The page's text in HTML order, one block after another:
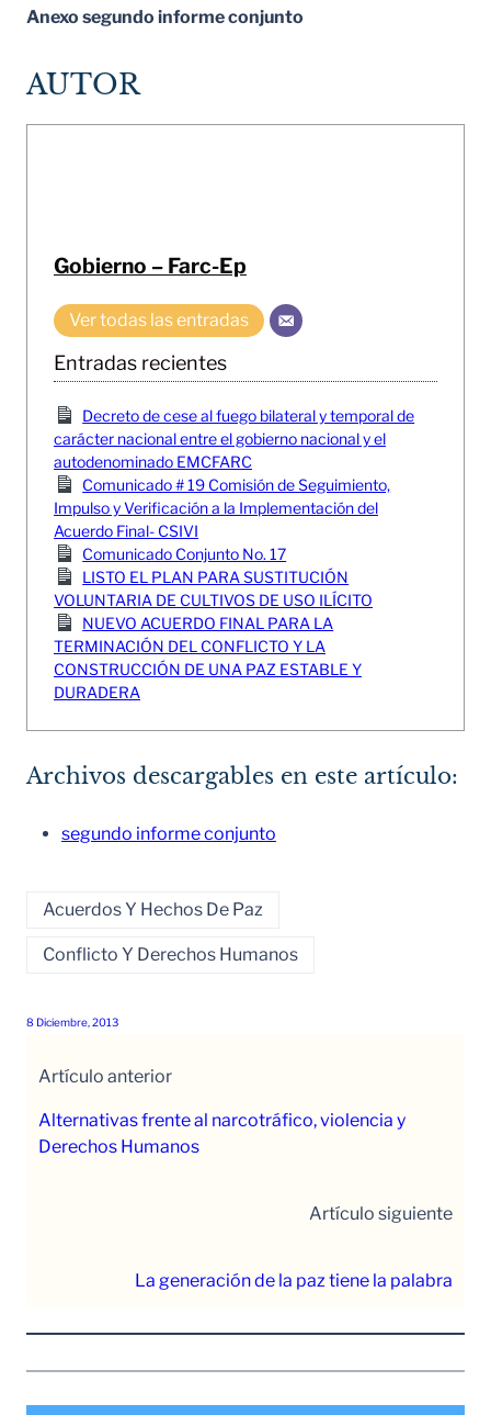
Anexo segundo informe conjunto
AUTOR
Gobierno – Farc-Ep
Ver todas las entradas
Entradas recientes
Decreto de cese al fuego bilateral y temporal de
carácter nacional entre el gobierno nacional y el
autodenominado EMCFARC
Comunicado # 19 Comisión de Seguimiento,
Impulso y Verificación a la Implementación del
Acuerdo Final- CSIVI
Comunicado Conjunto No. 17
LISTO EL PLAN PARA SUSTITUCIÓN
VOLUNTARIA DE CULTIVOS DE USO ILÍCITO
NUEVO ACUERDO FINAL PARA LA
TERMINACIÓN DEL CONFLICTO Y LA
CONSTRUCCIÓN DE UNA PAZ ESTABLE Y
DURADERA
Archivos descargables en este artículo:
segundo informe conjunto
Acuerdos Y Hechos De Paz
Conflicto Y Derechos Humanos
8 Diciembre, 2013
Artículo anterior
Alternativas frente al narcotráfico, violencia y
Derechos Humanos
Artículo siguiente
La generación de la paz tiene la palabra